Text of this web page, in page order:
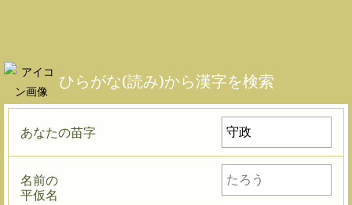
ひらがな(読み)から漢字を検索
あなたの苗字
名前の
平仮名